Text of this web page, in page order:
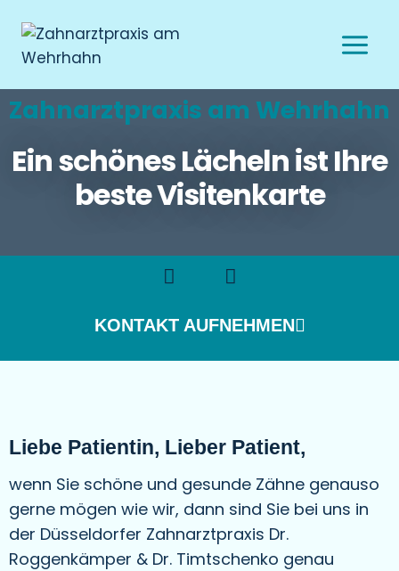
Zahnarztpraxis am Wehrhahn
Ein schönes Lächeln ist Ihre
beste Visitenkarte
KONTAKT AUFNEHMEN
Liebe Patientin, Lieber Patient,
wenn Sie schöne und gesunde Zähne genauso
gerne mögen wie wir, dann sind Sie bei uns in
der Düsseldorfer Zahnarztpraxis Dr.
Roggenkämper & Dr. Timtschenko genau